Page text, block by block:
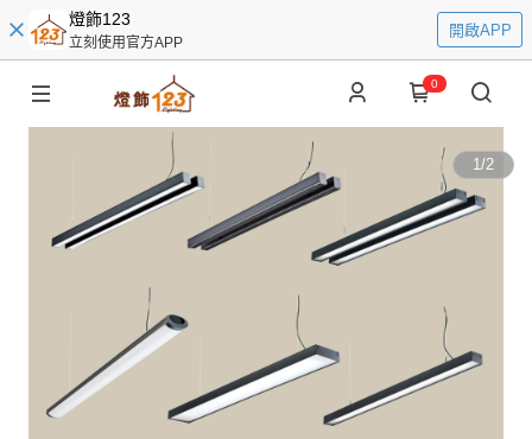
燈飾123
立刻使用官方APP
開啟APP
0
1/2